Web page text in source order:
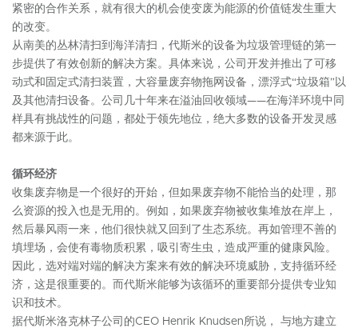
紧密的合作关系，就有很大的机会使变废为能源的价值链发生重大
的改变。
从南美的丛林清扫到海洋清扫，代斯米的设备为垃圾管理链的第一
步提供了有效创新的解决方案。具体来说，公司开发并推出了可移
动式和固定式清扫装置，大容量废弃物拖网设备，漂浮式“垃圾箱”以
及其他清扫设备。公司几十年来在溢油回收领域——在海洋环境中同
样具有挑战性的问题，都处于领先地位，绝大多数的设备开发灵感
都来源于此。
循环经济
收集废弃物是一个很好的开始，但如果废弃物不能恰当的处理，那
么资源的投入也是无用的。例如，如果废弃物被收集堆放在岸上，
然后暴风雨一来，他们很快就又回到了生态系统。再如管理不善的
填埋场，会使有毒物质积累，吸引寄生虫，造成严重的健康风险。
因此，选对端对端的解决方案来有效的解决环境威胁，支持循环经
济，这是很重要的。而代斯米能够为该循环的重要部分提供专业知
识和技术。
据代斯米洛克林子公司的CEO Henrik Knudsen所说， 与地方建立